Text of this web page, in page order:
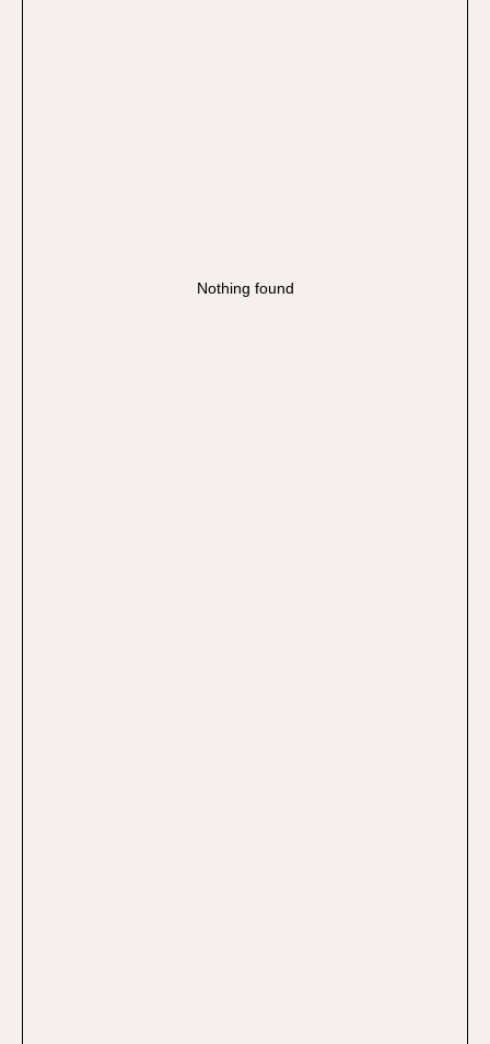
Nothing found